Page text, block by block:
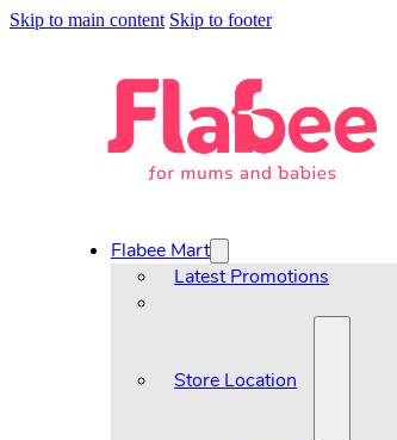
Skip to main content Skip to footer
Flabee Mart
Latest Promotions
Store Location